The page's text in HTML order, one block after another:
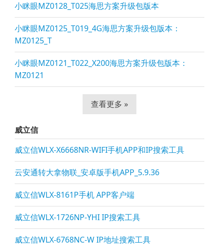
小眯眼MZ0128_T025海思方案升级包版本
小眯眼MZ0125_T019_4G海思方案升级包版本：
MZ0125_T
小眯眼MZ0121_T022_X200海思方案升级包版本：
MZ0121
查看更多 »
威立信
威立信WLX-X6668NR-WIFI手机APP和IP搜索工具
云安通转大拿物联_安卓版手机APP_5.9.36
威立信WLX-8161P手机 APP客户端
威立信WLX-1726NP-YHI IP搜索工具
威立信WLX-6768NC-W IP地址搜索工具